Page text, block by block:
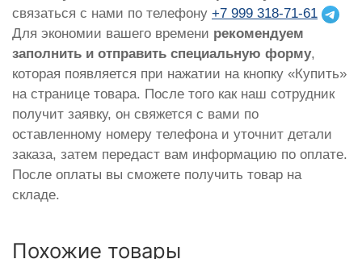
связаться с нами по телефону +7 999 318-71-61
Для экономии вашего времени рекомендуем
заполнить и отправить специальную форму,
которая появляется при нажатии на кнопку «Купить»
на странице товара. После того как наш сотрудник
получит заявку, он свяжется с вами по
оставленному номеру телефона и уточнит детали
заказа, затем передаст вам информацию по оплате.
После оплаты вы сможете получить товар на
складе.
Похожие товары